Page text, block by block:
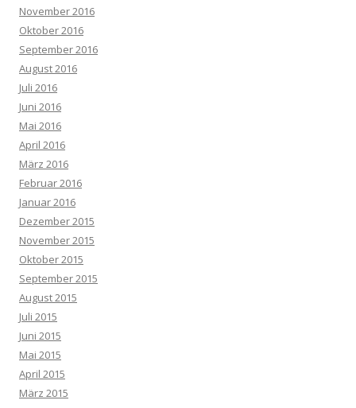
November 2016
Oktober 2016
September 2016
August 2016
Juli 2016
Juni 2016
Mai 2016
April 2016
März 2016
Februar 2016
Januar 2016
Dezember 2015
November 2015
Oktober 2015
September 2015
August 2015
Juli 2015
Juni 2015
Mai 2015
April 2015
März 2015